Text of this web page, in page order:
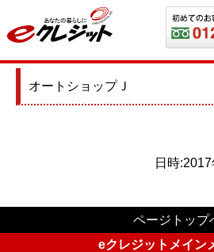
オートショップＪ
日時
ページトップ
eクレジットメイン